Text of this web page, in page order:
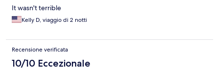
It wasn't terrible
Kelly D, viaggio di 2 notti
Recensione verificata
10/10 Eccezionale